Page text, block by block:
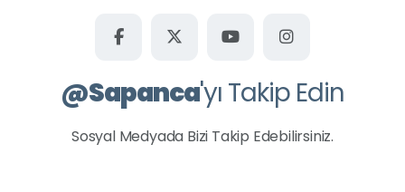
@Sapanca'yı Takip Edin
Sosyal Medyada Bizi Takip Edebilirsiniz.